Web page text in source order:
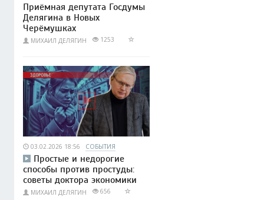
Приёмная депутата Госдумы
Делягина в Новых
Черёмушках
МИХАИЛ ДЕЛЯГИН 1253
03.02.2026 18:56 СОБЫТИЯ
Простые и недорогие
способы против простуды:
советы доктора экономики
МИХАИЛ ДЕЛЯГИН 656